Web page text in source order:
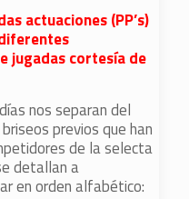
actuaciones (PP’s)
jugadas cortesía de
nos separan del
previos que han
de la selecta
detallan a
en orden alfabético: